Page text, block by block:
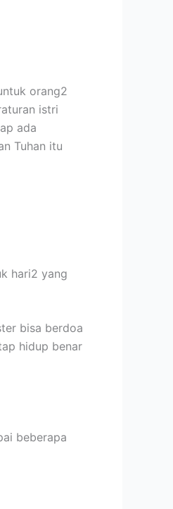
orang2
istri
ada
Tuhan itu
hari2 yang
bisa berdoa
hidup benar
beberapa